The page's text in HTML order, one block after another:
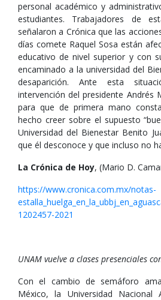
personal académico y
estudiantes. Trabajadores de
señalaron a Crónica que las
días comete Raquel Sosa están
educativo de nivel superior y con
encaminado a la universidad del
desaparición. Ante esta
intervención del presidente Andrés
para que de primera mano
hecho creer sobre el supuesto
Universidad del Bienestar Benito
que él desconoce y que incluso no
La Crónica de Hoy, (Mario D.
https://www.cronica.com.mx/notas-
1202457-2021
UNAM vuelve a clases presenciales
Con el cambio de semáforo
México, la Universidad Nacional